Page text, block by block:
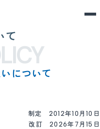
て
について
制定 2012年10月10日
改訂 2026年7月15日